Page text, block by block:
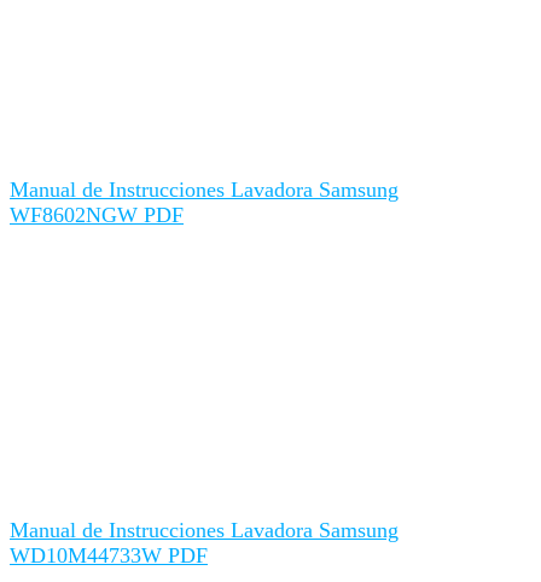
Manual de Instrucciones Lavadora Samsung
WF8602NGW PDF
Manual de Instrucciones Lavadora Samsung
WD10M44733W PDF